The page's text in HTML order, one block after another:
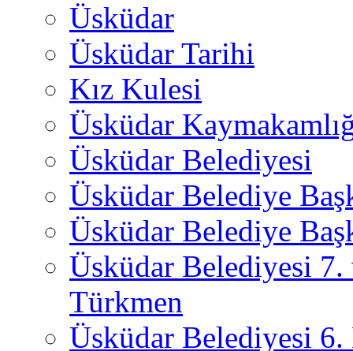
Üsküdar
Üsküdar Tarihi
Kız Kulesi
Üsküdar
Üsküdar Belediyesi
Üsküdar Belediye
Üsküdar Belediye
Üsküdar Belediyesi
Türkmen
Üsküdar Belediyesi 6.